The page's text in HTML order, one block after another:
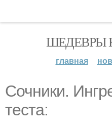
ШЕДЕВРЫ
главная
Сочники.
теста: